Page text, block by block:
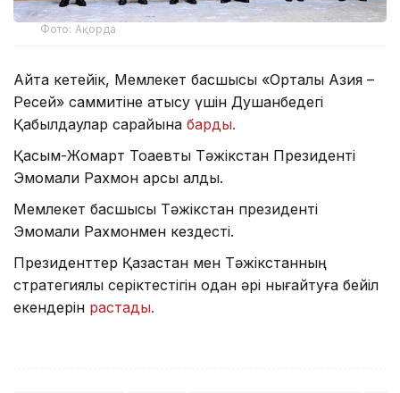
Фото: Ақорда
Айта кетейік, Мемлекет басшысы «Орталық Азия –
Ресей» саммитіне қатысу үшін Душанбедегі
Қабылдаулар сарайына барды.
Қасым-Жомарт Тоқаевты Тәжікстан Президенті
Эмомали Рахмон қарсы алды.
Мемлекет басшысы Тәжікстан президенті
Эмомали Рахмонмен кездесті.
Президенттер Қазақстан мен Тәжікстанның
стратегиялық серіктестігін одан әрі нығайтуға бейіл
екендерін растады.